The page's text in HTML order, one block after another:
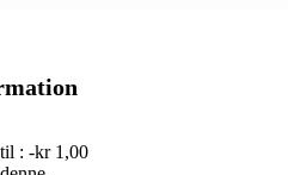
: -kr 1,00